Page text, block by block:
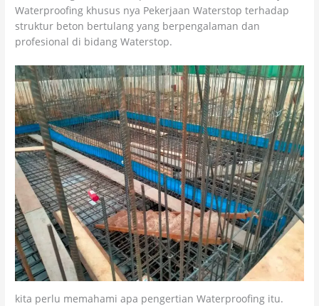
Waterproofing khusus nya Pekerjaan Waterstop terhadap
struktur beton bertulang yang berpengalaman dan
profesional di bidang Waterstop.
kita perlu memahami apa pengertian Waterproofing itu.